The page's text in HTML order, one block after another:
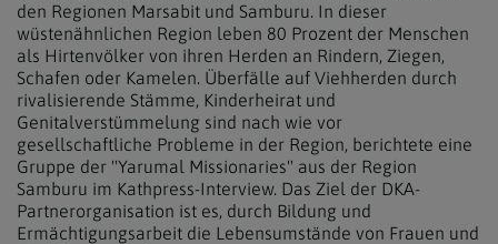
den Regionen Marsabit und Samburu. In dieser
wüstenähnlichen Region leben 80 Prozent der Menschen
als Hirtenvölker von ihren Herden an Rindern, Ziegen,
Schafen oder Kamelen. Überfälle auf Viehherden durch
rivalisierende Stämme, Kinderheirat und
Genitalverstümmelung sind nach wie vor
gesellschaftliche Probleme in der Region, berichtete eine
Gruppe der "Yarumal Missionaries" aus der Region
Samburu im Kathpress-Interview. Das Ziel der DKA-
Partnerorganisation ist es, durch Bildung und
Ermächtigungsarbeit die Lebensumstände von Frauen und